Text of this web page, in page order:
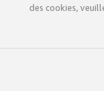
des cookies,